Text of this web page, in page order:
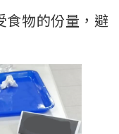
食物的份量，避